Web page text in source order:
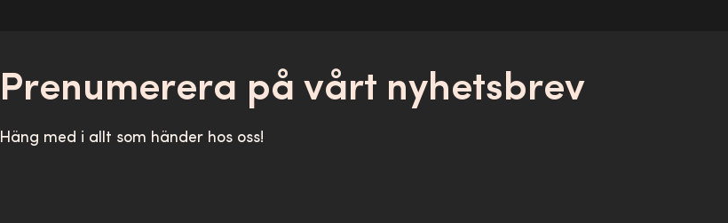
Prenumerera på vårt nyhetsbrev
Häng med i allt som händer hos oss!